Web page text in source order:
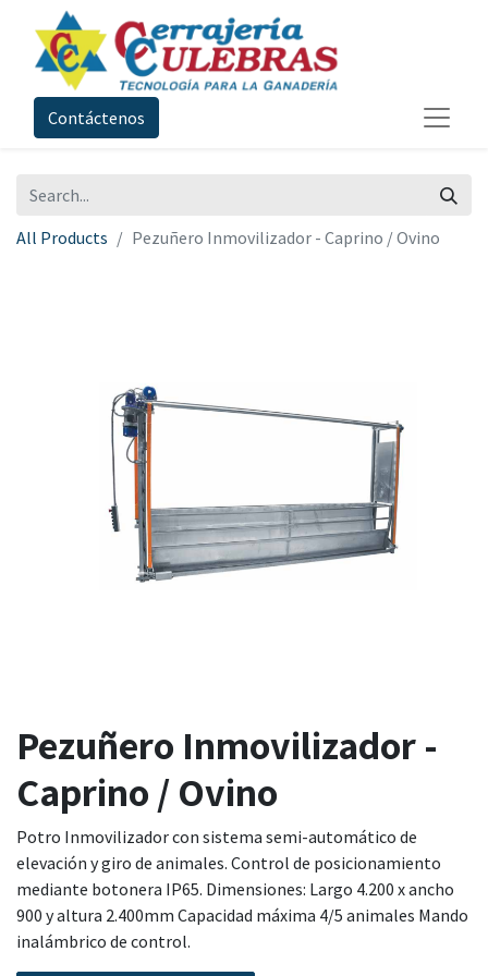
Contáctenos
All Products Pezuñero Inmovilizador - Caprino / Ovino
Pezuñero Inmovilizador -
Caprino / Ovino
Potro Inmovilizador con sistema semi-automático de
elevación y giro de animales. Control de posicionamiento
mediante botonera IP65. Dimensiones: Largo 4.200 x ancho
900 y altura 2.400mm Capacidad máxima 4/5 animales Mando
inalámbrico de control.